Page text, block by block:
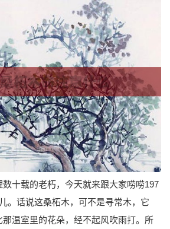
十载的老朽，今天就来跟大家唠唠197
。话说这桑柘木，可不是寻常木，它
温室里的花朵，经不起风吹雨打。所